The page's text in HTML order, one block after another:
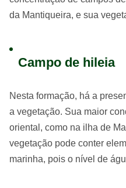
da Mantiqueira, e sua
Campo de hileia
Nesta formação, há a
a vegetação. Sua maior
oriental, como na ilha de
vegetação pode conter
marinha, pois o nível de